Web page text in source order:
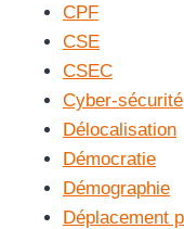
CPF
CSE
CSEC
Cyber-sécurité
Délocalisation
Démocratie
Démographie
Déplacement